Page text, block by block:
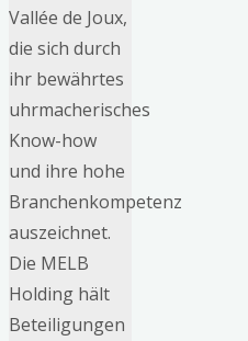
Vallée de Joux,
die sich durch
ihr bewährtes
uhrmacherisches
Know-how
und ihre hohe
Branchenkompetenz
auszeichnet.
Die MELB
Holding hält
Beteiligungen